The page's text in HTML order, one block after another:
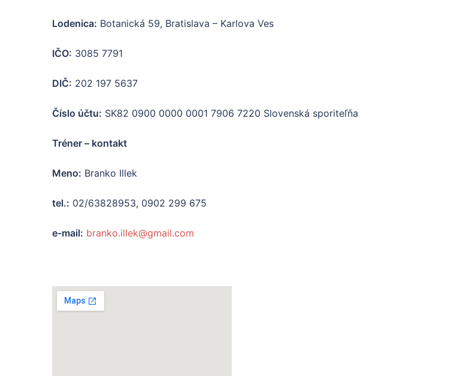
Lodenica: Botanická 59, Bratislava – Karlova Ves
IČO: 3085 7791
DIČ: 202 197 5637
Číslo účtu: SK82 0900 0000 0001 7906 7220 Slovenská sporiteľňa
Tréner – kontakt
Meno: Branko Illek
tel.: 02/63828953, 0902 299 675
e-mail: branko.illek@gmail.com